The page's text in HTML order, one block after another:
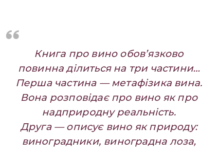
Книга про вино обов’язково
повинна ділиться на три частини…
Перша частина — метафізика вина.
Вона розповідає про вино як про
надприродну реальність.
Друга — описує вино як природу:
виноградники, виноградна лоза,